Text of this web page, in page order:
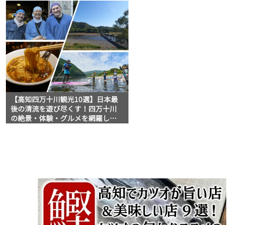
【高知四万十川観光10選】日本最
後の清流を遊び尽くす！四万十川
の絶景・体験・グルメを網羅した